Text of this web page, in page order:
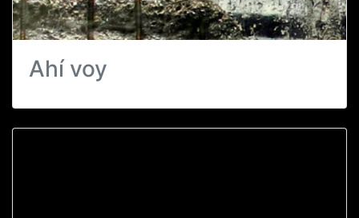
Ahí voy